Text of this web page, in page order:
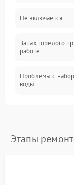
Не включается
Запах горелого
работе
Проблемы с
воды
Этапы